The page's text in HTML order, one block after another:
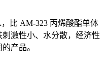
比 AM-323 丙烯酸酯单体
激性小、水分散，经济性
产品。